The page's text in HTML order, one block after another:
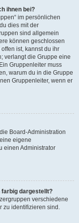
ihnen bei?
im persönlichen
dies mit der
sind allgemein
können geschlossen
ist, kannst du ihr
verlangt die Gruppe eine
Gruppenleiter muss
warum du in die Gruppe
Gruppenleiter, wenn er
Board-Administration
eigene
einen Administrator
farbig dargestellt?
verschiedene
zu identifizieren sind.